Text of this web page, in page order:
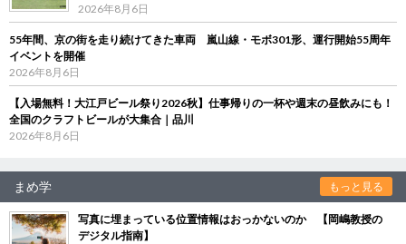
2026年8月6日
55年間、京の街を走り続けてきた車両 嵐山線・モボ301形、運行開始55周年
イベントを開催
2026年8月6日
【入場無料！大江戸ビール祭り2026秋】仕事帰りの一杯や週末の昼飲みにも！
全国のクラフトビールが大集合｜品川
2026年8月6日
まめ学 もっと見る
写真に埋まっている位置情報はおっかないのか 【岡嶋教授の
デジタル指南】